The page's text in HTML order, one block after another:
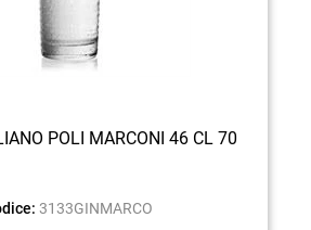
POLI MARCONI 46 CL 70
3133GINMARCO